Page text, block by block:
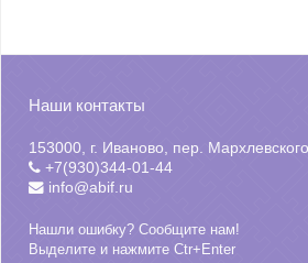
Наши контакты
153000, г. Иваново, пер.
+7(930)344-01-44
info@abif.ru
Нашли ошибку? Сообщите нам!
Выделите и нажмите Ctr+Enter